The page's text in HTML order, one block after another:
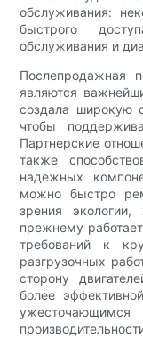
обслуживания:
быстрого
обслуживания и
Послепродажная
являются
создала широкую
чтобы
Партнерские
также
надежных
можно быстро
зрения
прежнему
требований к
разгрузочных
сторону
более